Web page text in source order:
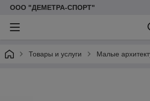
ООО "ДЕМЕТРА-СПОРТ"
Товары и услуги Малые